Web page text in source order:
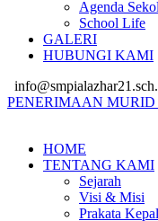
Agenda
School Life
GALERI
HUBUNGI KAMI
PENERIMAAN
HOME
TENTANG KAMI
Sejarah
Visi & Misi
Prakata